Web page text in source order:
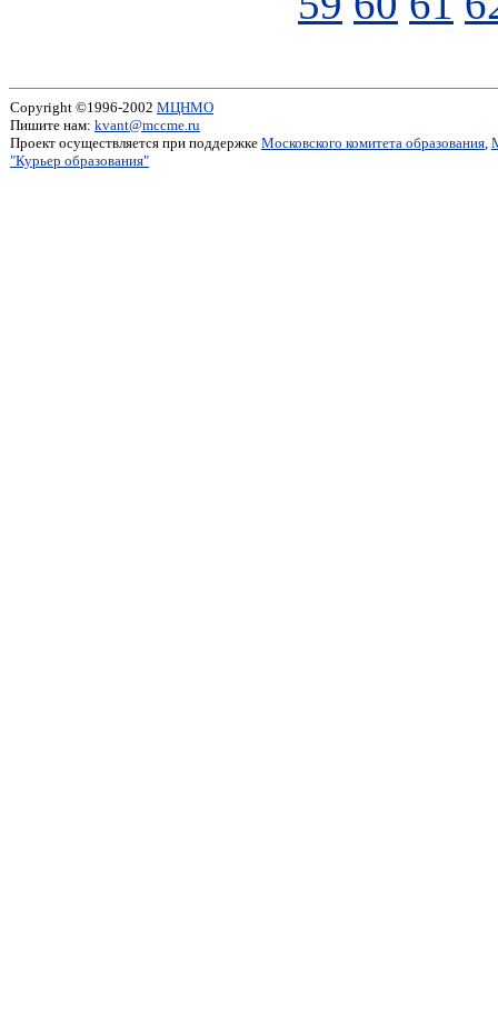
Copyright ©1996-2002 МЦНМО
Пишите нам: kvant@mccme.ru
Проект осуществляется при поддержке Московского комитета образования,
"Курьер образования"